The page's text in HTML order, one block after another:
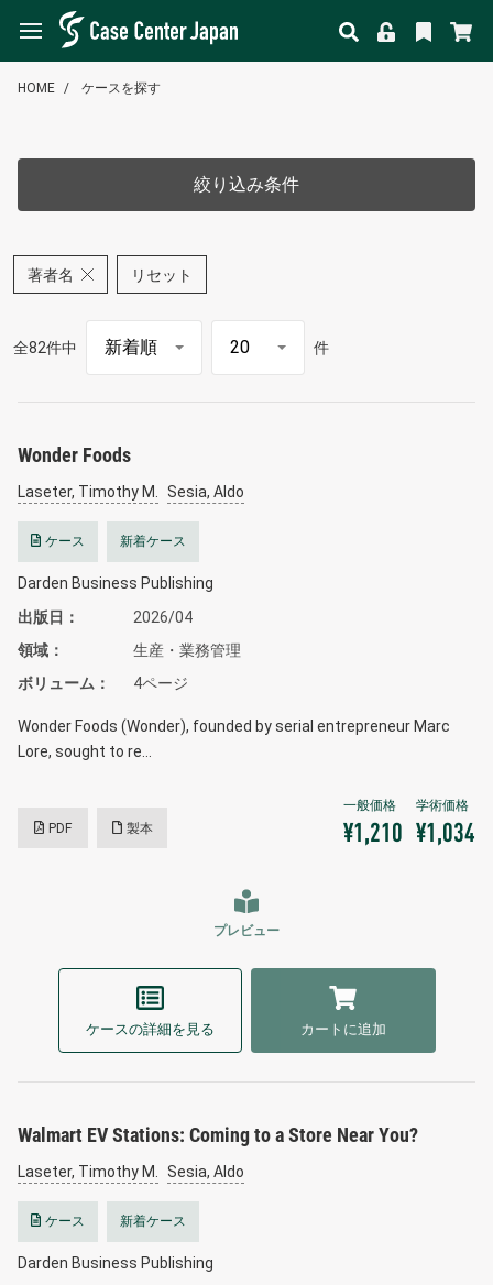
HOME ケースを探す
著者名 リセット
全82件中 件
Wonder Foods
Laseter, Timothy M. Sesia, Aldo
ケース 新着ケース
Darden Business Publishing
出版日
2026/04
領域
生産・業務管理
ボリューム
4ページ
Wonder Foods (Wonder), founded by serial entrepreneur Marc
Lore, sought to re…
PDF 製本 ¥1,210 ¥1,034
プレビュー
ケースの詳細を見る カートに追加
Walmart EV Stations: Coming to a Store Near You?
Laseter, Timothy M. Sesia, Aldo
ケース 新着ケース
Darden Business Publishing
絞り込み条件